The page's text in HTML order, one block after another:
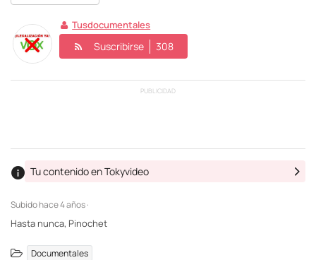
Tusdocumentales
Suscribirse 308
PUBLICIDAD
Subidohace 4 años ·
Tu contenido en Tokyvideo
Hasta nunca, Pinochet
Documentales